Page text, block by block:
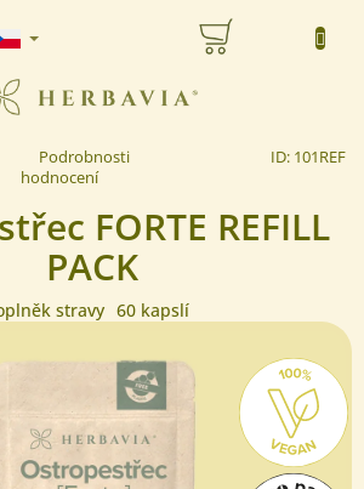
NÁKUPNÍ
ID: 101REF
Průměrné
hodnocení
je
5,0
z 5
hvězdiček.
Podrobnosti
hodnocení
FORTE REFILL
PACK
stravy 60 kapslí
- Chat